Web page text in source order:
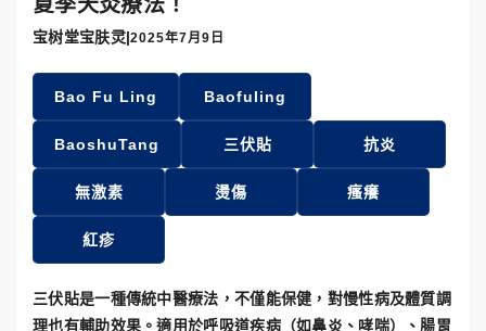
宝树堂宝肤灵|2025年7月9日
Bao Fu Ling Baofuling
BaoshuTang 三伏貼 抗炎
無激素 燙傷 瘙癢
紅疹
三伏貼是一種傳統中醫療法，不僅能保健，對慢性病及體質調
理也有輔助效果。適用於呼吸道疾病（如鼻炎、哮喘）、腸胃